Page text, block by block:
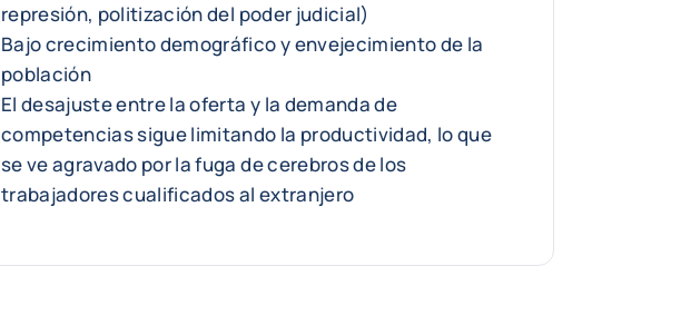
represión, politización del poder judicial)
Bajo crecimiento demográfico y envejecimiento de la
población
El desajuste entre la oferta y la demanda de
competencias sigue limitando la productividad, lo que
se ve agravado por la fuga de cerebros de los
trabajadores cualificados al extranjero